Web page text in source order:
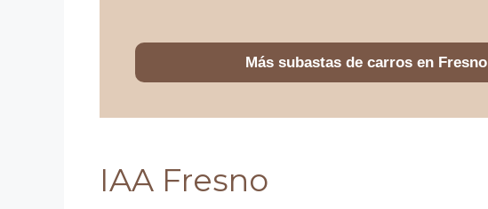
Más subastas de carros en Fresno
IAA Fresno